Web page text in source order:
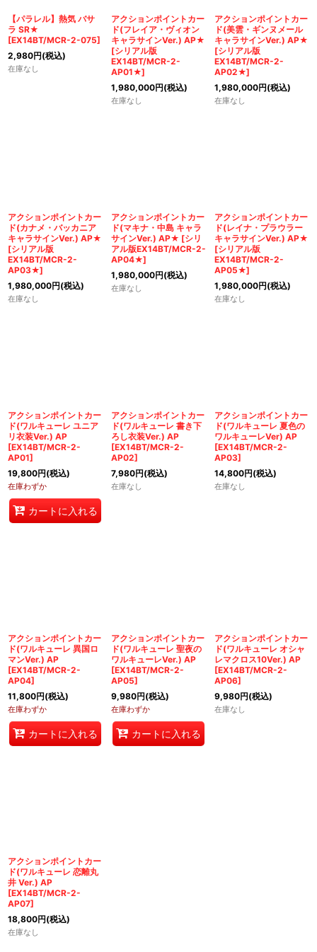
【パラレル】熱気 バサ
ラ SR★
[EX14BT/MCR-2-075]
2,980円(税込)
在庫なし
アクションポイントカー
ド(フレイア・ヴィオン
キャラサインVer.) AP★
[シリアル版
EX14BT/MCR-2-
AP01★]
1,980,000円(税込)
在庫なし
アクションポイントカー
ド(美雲・ギンヌメール
キャラサインVer.) AP★
[シリアル版
EX14BT/MCR-2-
AP02★]
1,980,000円(税込)
在庫なし
アクションポイントカー
ド(カナメ・バッカニア
キャラサインVer.) AP★
[シリアル版
EX14BT/MCR-2-
AP03★]
1,980,000円(税込)
在庫なし
アクションポイントカー
ド(マキナ・中島 キャラ
サインVer.) AP★ [シリ
アル版EX14BT/MCR-2-
AP04★]
1,980,000円(税込)
在庫なし
アクションポイントカー
ド(レイナ・プラウラー
キャラサインVer.) AP★
[シリアル版
EX14BT/MCR-2-
AP05★]
1,980,000円(税込)
在庫なし
アクションポイントカー
ド(ワルキューレ ユニア
リ衣装Ver.) AP
[EX14BT/MCR-2-
AP01]
19,800円(税込)
在庫わずか
カートに入れる
アクションポイントカー
ド(ワルキューレ 書き下
ろし衣装Ver.) AP
[EX14BT/MCR-2-
AP02]
7,980円(税込)
在庫なし
アクションポイントカー
ド(ワルキューレ 夏色の
ワルキューレVer) AP
[EX14BT/MCR-2-
AP03]
14,800円(税込)
在庫なし
アクションポイントカー
ド(ワルキューレ 異国ロ
マンVer.) AP
[EX14BT/MCR-2-
AP04]
11,800円(税込)
在庫わずか
カートに入れる
アクションポイントカー
ド(ワルキューレ 聖夜の
ワルキューレVer.) AP
[EX14BT/MCR-2-
AP05]
9,980円(税込)
在庫わずか
カートに入れる
アクションポイントカー
ド(ワルキューレ オシャ
レマクロス10Ver.) AP
[EX14BT/MCR-2-
AP06]
9,980円(税込)
在庫なし
アクションポイントカー
ド(ワルキューレ 恋離丸
井 Ver.) AP
[EX14BT/MCR-2-
AP07]
18,800円(税込)
在庫なし